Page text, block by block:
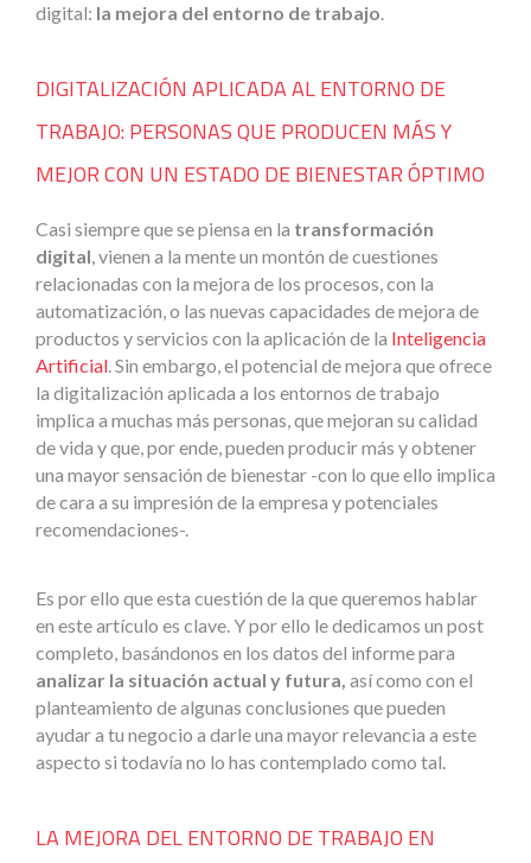
digital: la mejora del entorno de trabajo.
DIGITALIZACIÓN APLICADA AL ENTORNO DE
TRABAJO: PERSONAS QUE PRODUCEN MÁS Y
MEJOR CON UN ESTADO DE BIENESTAR ÓPTIMO
Casi siempre que se piensa en la transformación
digital, vienen a la mente un montón de cuestiones
relacionadas con la mejora de los procesos, con la
automatización, o las nuevas capacidades de mejora de
productos y servicios con la aplicación de la Inteligencia
Artificial. Sin embargo, el potencial de mejora que ofrece
la digitalización aplicada a los entornos de trabajo
implica a muchas más personas, que mejoran su calidad
de vida y que, por ende, pueden producir más y obtener
una mayor sensación de bienestar -con lo que ello implica
de cara a su impresión de la empresa y potenciales
recomendaciones-.
Es por ello que esta cuestión de la que queremos hablar
en este artículo es clave. Y por ello le dedicamos un post
completo, basándonos en los datos del informe para
analizar la situación actual y futura, así como con el
planteamiento de algunas conclusiones que pueden
ayudar a tu negocio a darle una mayor relevancia a este
aspecto si todavía no lo has contemplado como tal.
LA MEJORA DEL ENTORNO DE TRABAJO EN